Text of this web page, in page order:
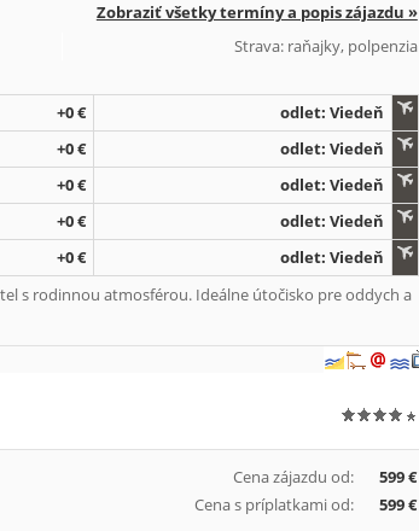
Zobraziť všetky termíny a popis zájazdu »
Strava: raňajky, polpenzia
+0 €
odlet: Viedeň
+0 €
odlet: Viedeň
+0 €
odlet: Viedeň
+0 €
odlet: Viedeň
+0 €
odlet: Viedeň
s rodinnou atmosférou. Ideálne útočisko pre oddych a
Cena zájazdu od:
599 €
Cena s príplatkami od:
599 €